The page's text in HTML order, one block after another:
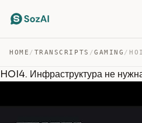
HOME / TRANSCRIPTS /GAMING /
HOI4. Инфраструктура не